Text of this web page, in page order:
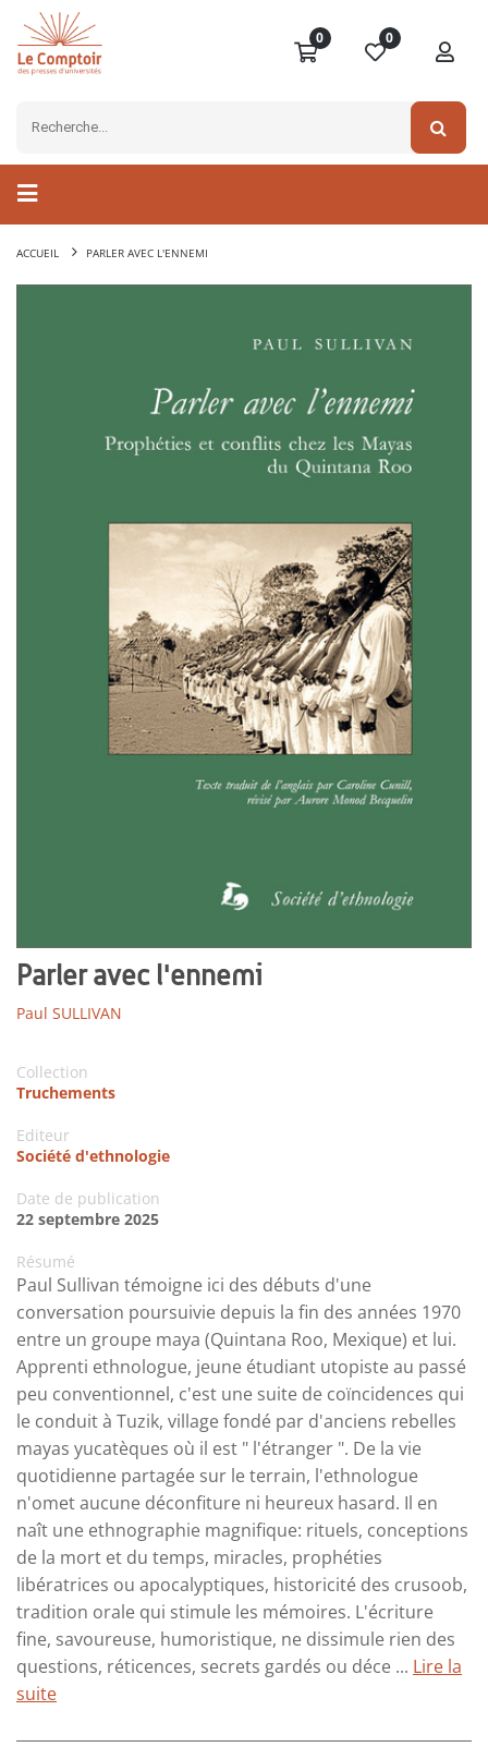
0 0
ACCUEIL PARLER AVEC L'ENNEMI
Parler avec l'ennemi
Paul SULLIVAN
Collection
Truchements
Editeur
Société d'ethnologie
Date de publication
22 septembre 2025
Résumé
Paul Sullivan témoigne ici des débuts d'une
conversation poursuivie depuis la fin des années 1970
entre un groupe maya (Quintana Roo, Mexique) et lui.
Apprenti ethnologue, jeune étudiant utopiste au passé
peu conventionnel, c'est une suite de coïncidences qui
le conduit à Tuzik, village fondé par d'anciens rebelles
mayas yucatèques où il est " l'étranger ". De la vie
quotidienne partagée sur le terrain, l'ethnologue
n'omet aucune déconfiture ni heureux hasard. Il en
naît une ethnographie magnifique: rituels, conceptions
de la mort et du temps, miracles, prophéties
libératrices ou apocalyptiques, historicité des crusoob,
tradition orale qui stimule les mémoires. L'écriture
fine, savoureuse, humoristique, ne dissimule rien des
questions, réticences, secrets gardés ou déce ... Lire la
suite